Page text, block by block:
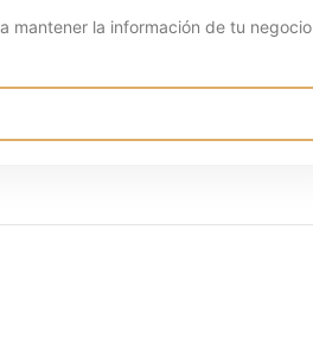
mantener la información de tu negocio